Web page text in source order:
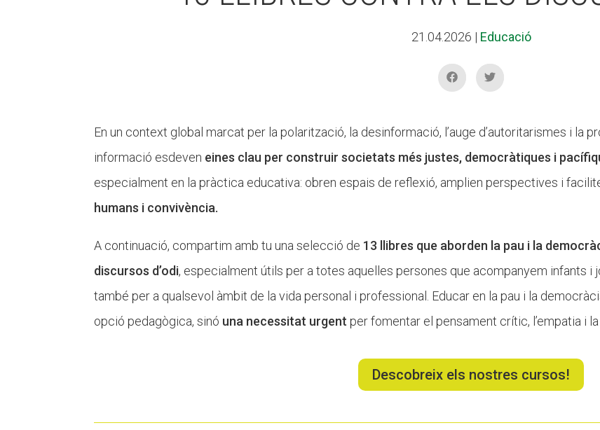
21.04.2026 | Educació
En un context global marcat per la polarització, la desinformació, l’auge d’autoritarismes i la
informació esdeven eines clau per construir societats més justes, democràtiques i
especialment en la pràctica educativa: obren espais de reflexió, amplien perspectives i
humans i convivència.
A continuació, compartim amb tu una selecció de 13 llibres que aborden la pau i la
discursos d’odi, especialment útils per a totes aquelles persones que acompanyem infants
també per a qualsevol àmbit de la vida personal i professional. Educar en la pau i la
opció pedagògica, sinó una necessitat urgent per fomentar el pensament crític, l’empatia i
Descobreix els nostres cursos!